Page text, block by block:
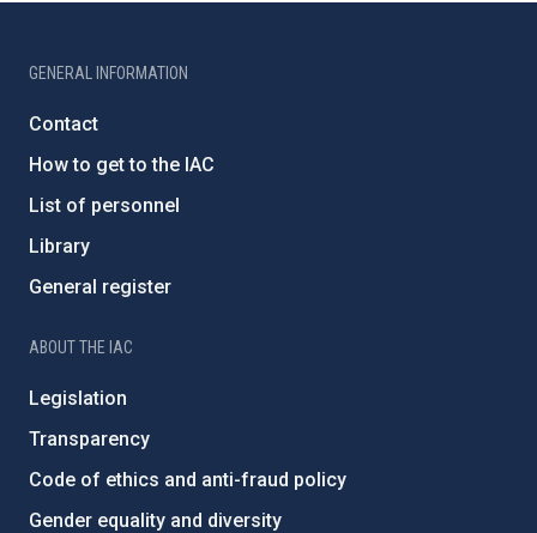
GENERAL INFORMATION
Contact
How to get to the IAC
List of personnel
Library
General register
ABOUT THE IAC
Legislation
Transparency
Code of ethics and anti-fraud policy
Gender equality and diversity